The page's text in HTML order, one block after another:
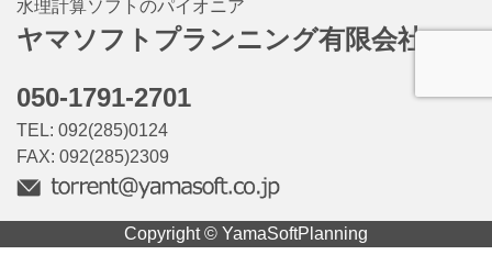
水理計算ソフトのパイオニア
ヤマソフトプランニング有限会社
050-1791-2701
TEL: 092(285)0124
FAX: 092(285)2309
Copyright © YamaSoftPlanning